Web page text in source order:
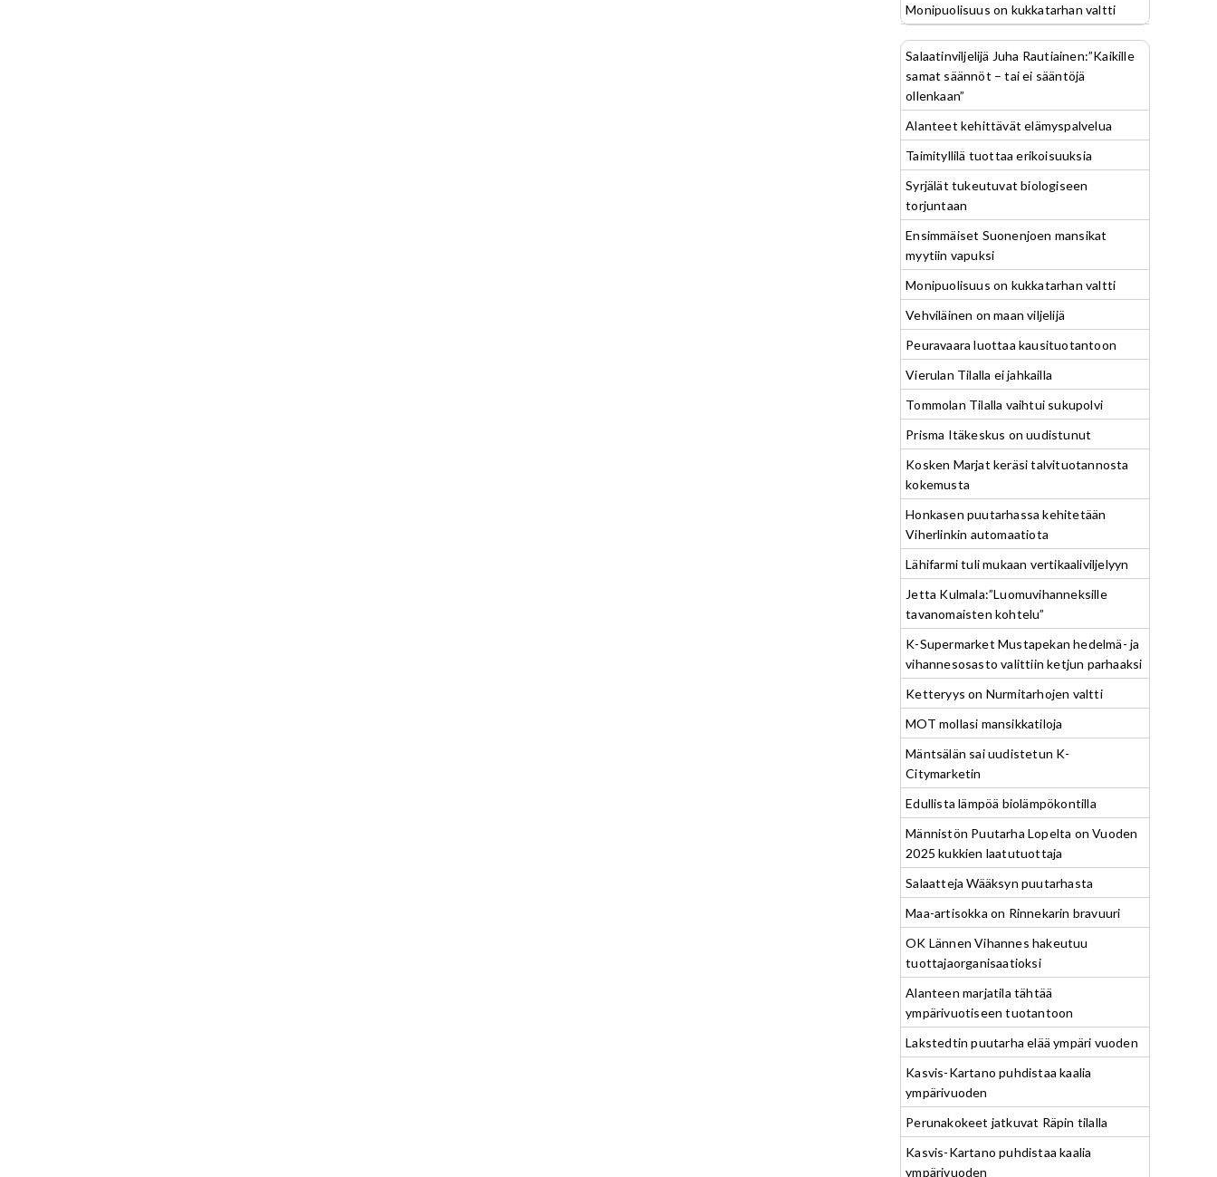
Monipuolisuus on kukkatarhan valtti
Salaatinviljelijä Juha Rautiainen:”Kaikille
samat säännöt – tai ei sääntöjä
ollenkaan”
Alanteet kehittävät elämyspalvelua
Taimityllilä tuottaa erikoisuuksia
Syrjälät tukeutuvat biologiseen
torjuntaan
Ensimmäiset Suonenjoen mansikat
myytiin vapuksi
Monipuolisuus on kukkatarhan valtti
Vehviläinen on maan viljelijä
Peuravaara luottaa kausituotantoon
Vierulan Tilalla ei jahkailla
Tommolan Tilalla vaihtui sukupolvi
Prisma Itäkeskus on uudistunut
Kosken Marjat keräsi talvituotannosta
kokemusta
Honkasen puutarhassa kehitetään
Viherlinkin automaatiota
Lähifarmi tuli mukaan vertikaaliviljelyyn
Jetta Kulmala:”Luomuvihanneksille
tavanomaisten kohtelu”
K-Supermarket Mustapekan hedelmä- ja
vihannesosasto valittiin ketjun parhaaksi
Ketteryys on Nurmitarhojen valtti
MOT mollasi mansikkatiloja
Mäntsälän sai uudistetun K-
Citymarketin
Edullista lämpöä biolämpökontilla
Männistön Puutarha Lopelta on Vuoden
2025 kukkien laatutuottaja
Salaatteja Wääksyn puutarhasta
Maa-artisokka on Rinnekarin bravuuri
OK Lännen Vihannes hakeutuu
tuottajaorganisaatioksi
Alanteen marjatila tähtää
ympärivuotiseen tuotantoon
Lakstedtin puutarha elää ympäri vuoden
Kasvis-Kartano puhdistaa kaalia
ympärivuoden
Perunakokeet jatkuvat Räpin tilalla
Kasvis-Kartano puhdistaa kaalia
ympärivuoden